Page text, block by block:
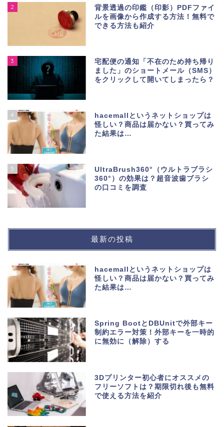
2
背景透過の印鑑（印影）PDFファイ
ルを画像から作成する方法！無料で
できる方法も紹介
3
宅配便の通知「不在のため持ち帰り
ました」のショートメール（SMS）
をクリックして開いてしまったら？
4
hacemallというネットショップは
怪しい？商品は届かない？買ってみ
た結果は…
5
UltraBrush360°（ウルトラブラシ
360°）の効果は？超音波歯ブラシ
の口コミを調査
最新の投稿
hacemallというネットショップは
怪しい？商品は届かない？買ってみ
た結果は…
Spring BootとDBUnitで外部キー
制約エラー対策！外部キーを一時的
に無効に（解除）する
3Dプリンター初心者にオススメの
フリーソフトは？期限切れ後も無料
で使える方法を紹介